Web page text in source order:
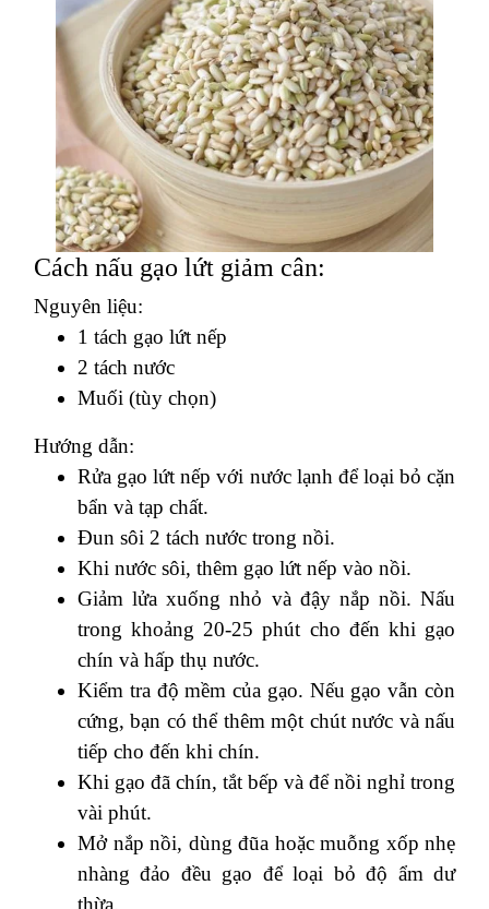
Cách nấu gạo lứt giảm cân:
Nguyên liệu:
1 tách gạo lứt nếp
2 tách nước
Muối (tùy chọn)
Hướng dẫn:
Rửa gạo lứt nếp với nước lạnh để loại bỏ cặn
bẩn và tạp chất.
Đun sôi 2 tách nước trong nồi.
Khi nước sôi, thêm gạo lứt nếp vào nồi.
Giảm lửa xuống nhỏ và đậy nắp nồi. Nấu
trong khoảng 20-25 phút cho đến khi gạo
chín và hấp thụ nước.
Kiểm tra độ mềm của gạo. Nếu gạo vẫn còn
cứng, bạn có thể thêm một chút nước và nấu
tiếp cho đến khi chín.
Khi gạo đã chín, tắt bếp và để nồi nghỉ trong
vài phút.
Mở nắp nồi, dùng đũa hoặc muỗng xốp nhẹ
nhàng đảo đều gạo để loại bỏ độ ẩm dư
thừa.